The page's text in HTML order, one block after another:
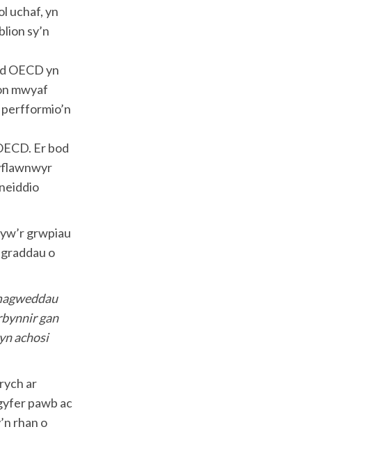
uchaf, yn
sy’n
OECD yn
mwyaf
Er bod
grwpiau
o
gan
achosi
ar
pawb ac
rhan o